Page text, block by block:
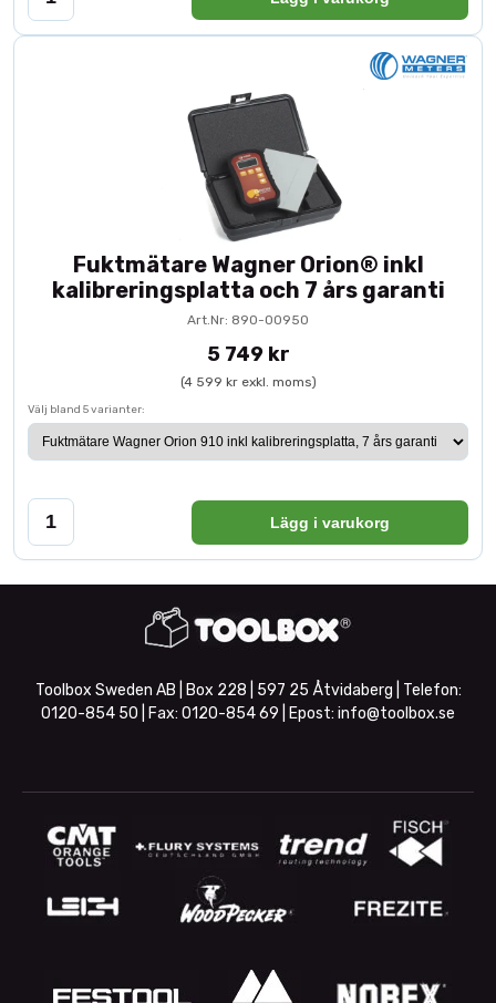
Fuktmätare Wagner Orion® inkl
kalibreringsplatta och 7 års garanti
Art.Nr: 890-00950
5 749 kr
(4 599 kr exkl. moms)
Välj bland 5 varianter:
Lägg i varukorg
Toolbox Sweden AB | Box 228 | 597 25 Åtvidaberg | Telefon:
0120-854 50 | Fax: 0120-854 69 | Epost: info@toolbox.se